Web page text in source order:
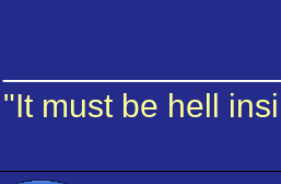
"It must be hell